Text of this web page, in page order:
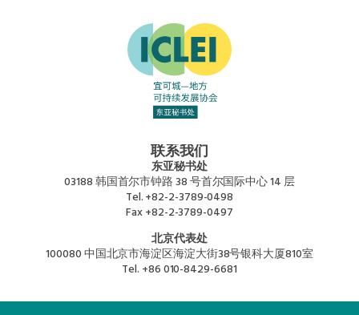
联系我们
东亚秘书处
03188 韩国首尔市钟路 38 号首尔国际中心 14 层
Tel.+82-2-3789-0498
Fax+82-2-3789-0497
北京代表处
100080 中国北京市海淀区海淀大街38号银科大厦810室
Tel. +86 010-8429-6681